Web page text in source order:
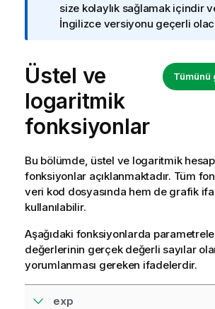
size kolaylık sağlamak içindir
İngilizce versiyonu geçerli
Üstel ve
logaritmik
fonksiyonlar
Bu bölümde, üstel ve logaritmik
fonksiyonlar açıklanmaktadır. Tüm
veri kod dosyasında hem de grafik
kullanılabilir.
Aşağıdaki fonksiyonlarda
değerlerinin gerçek değerli sayılar
yorumlanması gereken ifadelerdir.
exp